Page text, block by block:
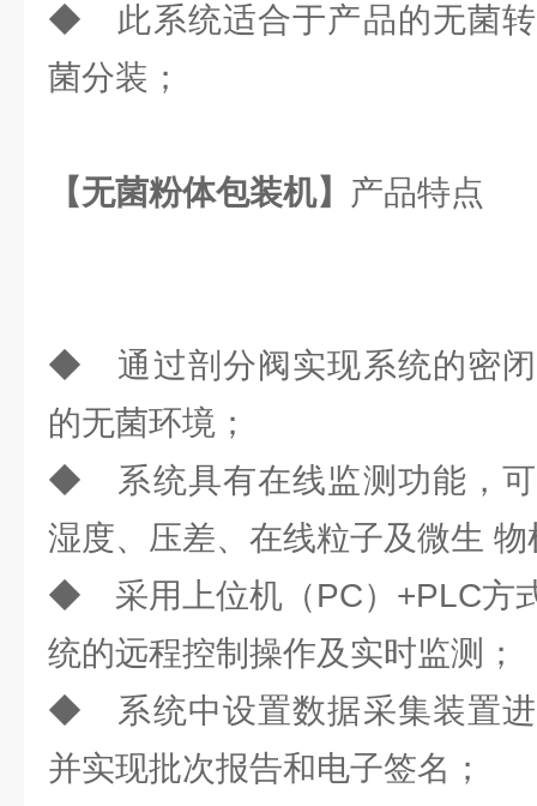
◆ 此系统适合于产品的无菌转
菌分装；
【无菌粉体包装机】 产品特点
◆ 通过剖分阀实现系统的密闭
的无菌环境；
◆ 系统具有在线监测功能，可
湿度、压差、在线粒子及微生 物
◆ 采用上位机（PC）+PLC方
统的远程控制操作及实时监测；
◆ 系统中设置数据采集装置进
并实现批次报告和电子签名；